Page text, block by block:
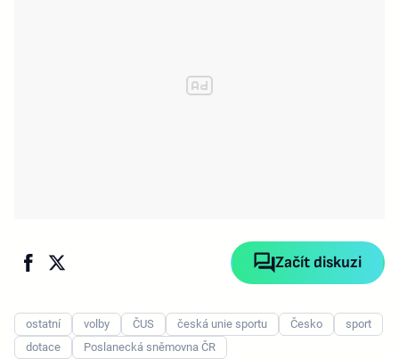
Začít diskuzi
ostatní volby ČUS česká unie sportu Česko
sport
dotace
Poslanecká sněmovna ČR